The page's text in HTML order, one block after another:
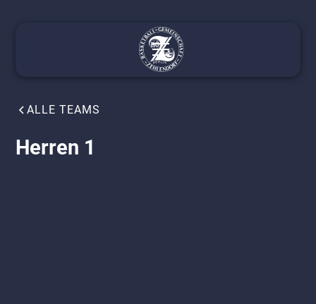
ALLE TEAMS
Herren 1